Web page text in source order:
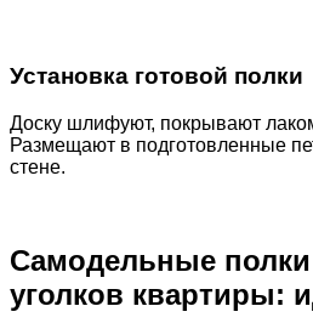
Установка готовой полки
Доску шлифуют, покрывают
Размещают в подготовленные
стене.
Самодельные
уголков квартиры: